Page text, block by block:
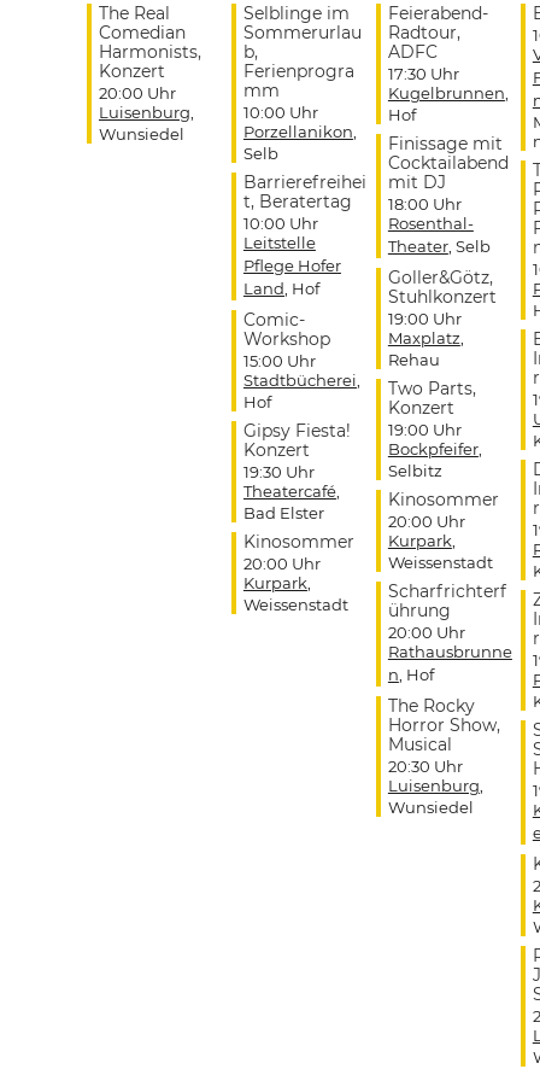
The Real
Comedian
Harmonists,
Konzert
20:00 Uhr
Luisenburg
Wunsiedel
Selblinge im
Sommerurlau
b,
Ferienprogra
mm
10:00 Uhr
Porzellanikon
Selb
Barrierefreihei
t, Beratertag
10:00 Uhr
Leitstelle
Pflege Hofer
Land , Hof
Comic-
Workshop
15:00 Uhr
Stadtbücherei
Hof
Gipsy Fiesta!
Konzert
19:30 Uhr
Theatercafé,
Bad Elster
Kinosommer
20:00 Uhr
Kurpark
Weissenstadt
Feierabend-
Radtour,
ADFC
17:30 Uhr
Kugelbrunnen
Hof
Finissage mit
Cocktailabend
mit DJ
18:00 Uhr
Rosenthal-
Theater, Selb
Goller&Götz,
Stuhlkonzert
19:00 Uhr
Maxplatz
Rehau
Two Parts,
Konzert
19:00 Uhr
Bockpfeifer,
Selbitz
Kinosommer
20:00 Uhr
Kurpark
Weissenstadt
Scharfrichterf
ührung
20:00 Uhr
Rathausbrunne
n , Hof
The Rocky
Horror Show,
Musical
20:30 Uhr
Luisenburg
Wunsiedel